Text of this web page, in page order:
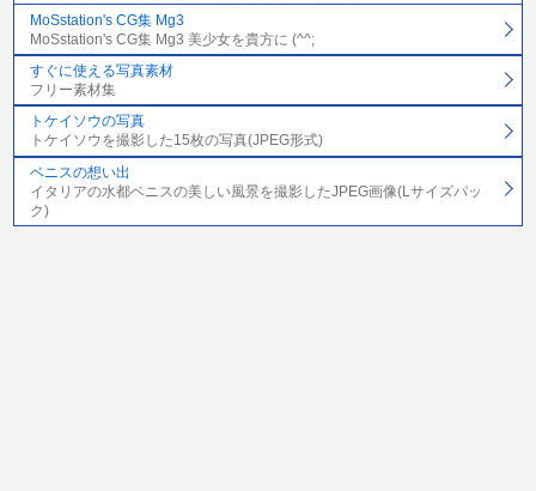
MoSstation's CG集 Mg3
MoSstation's CG集 Mg3 美少女を貴方に (^^;
すぐに使える写真素材
フリー素材集
トケイソウの写真
トケイソウを撮影した15枚の写真(JPEG形式)
ベニスの想い出
イタリアの水都ベニスの美しい風景を撮影したJPEG画像(Lサイズパッ
ク)